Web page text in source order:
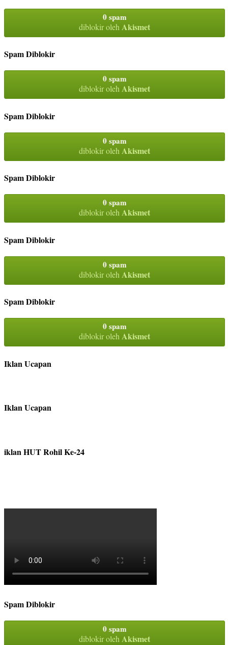
0 spam
diblokir oleh Akismet
Spam Diblokir
0 spam
diblokir olehAkismet
Spam Diblokir
0 spam
diblokir oleh Akismet
Spam Diblokir
0 spam
diblokir olehAkismet
Spam Diblokir
0 spam
diblokir oleh Akismet
Spam Diblokir
0 spam
diblokir olehAkismet
Iklan Ucapan
Iklan Ucapan
iklan HUT Rohil Ke-24
Spam Diblokir
0 spam
diblokir oleh Akismet